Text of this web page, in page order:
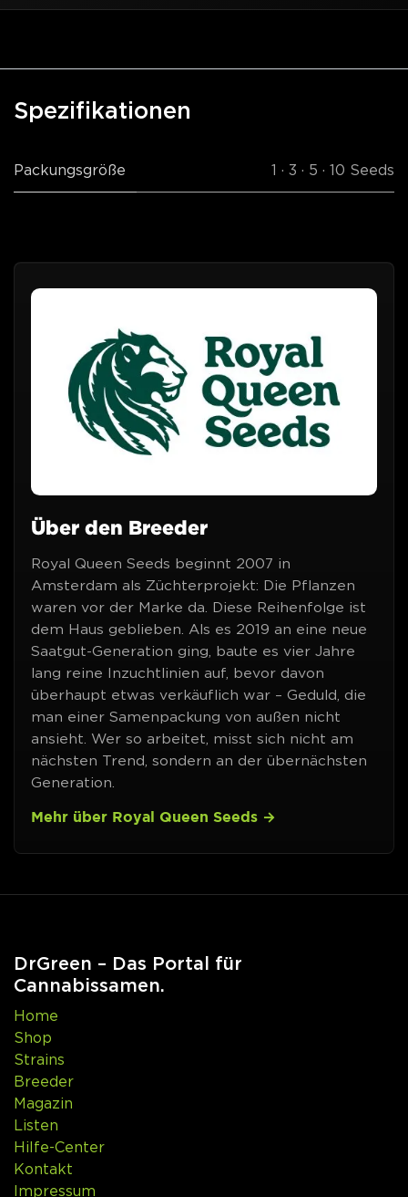
Spezifikationen
Packungsgröße 1 · 3 · 5 · 10 Seeds
Über den Breeder
Royal Queen Seeds beginnt 2007 in
Amsterdam als Züchterprojekt: Die Pflanzen
waren vor der Marke da. Diese Reihenfolge ist
dem Haus geblieben. Als es 2019 an eine neue
Saatgut-Generation ging, baute es vier Jahre
lang reine Inzuchtlinien auf, bevor davon
überhaupt etwas verkäuflich war – Geduld, die
man einer Samenpackung von außen nicht
ansieht. Wer so arbeitet, misst sich nicht am
nächsten Trend, sondern an der übernächsten
Generation.
Mehr über Royal Queen Seeds
DrGreen – Das Portal für
Cannabissamen.
Home
Shop
Strains
Breeder
Magazin
Listen
Hilfe-Center
Kontakt
Impressum